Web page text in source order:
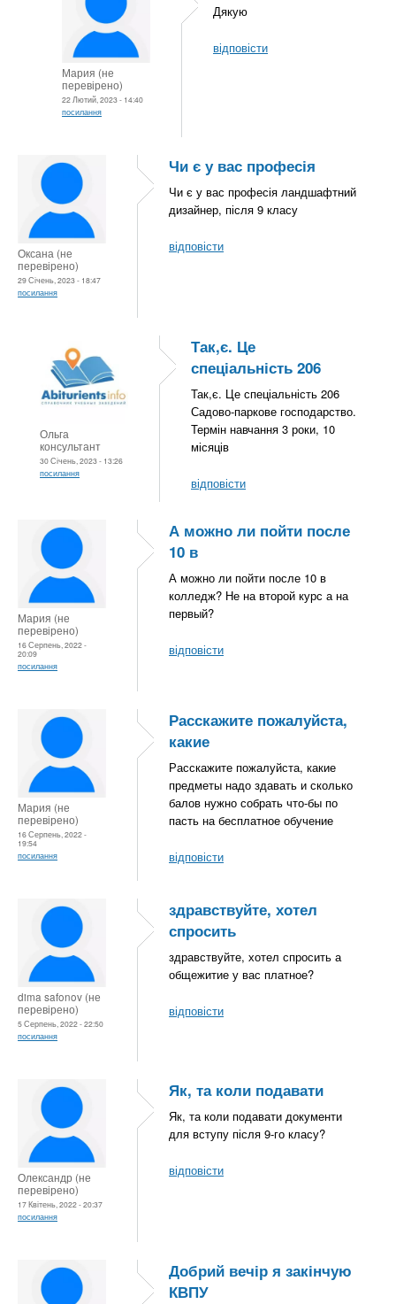
Мария (не
перевірено)
22 Лютий, 2023 - 14:40
посилання
Дякую
відповісти
Оксана (не
перевірено)
29 Січень, 2023 - 18:47
посилання
Чи є у вас професія
Чи є у вас професія ландшафтний
дизайнер, після 9 класу
відповісти
Ольга
консультант
30 Січень, 2023 - 13:26
посилання
Так,є. Це
спеціальність 206
Так,є. Це спеціальність 206
Садово-паркове господарство.
Термін навчання 3 роки, 10
місяців
відповісти
Мария (не
перевірено)
16 Серпень, 2022 -
20:09
посилання
А можно ли пойти после
10 в
А можно ли пойти после 10 в
колледж? Не на второй курс а на
первый?
відповісти
Мария (не
перевірено)
16 Серпень, 2022 -
19:54
посилання
Расскажите пожалуйста,
какие
Расскажите пожалуйста, какие
предметы надо здавать и сколько
балов нужно собрать что-бы по
пасть на бесплатное обучение
відповісти
dima safonov (не
перевірено)
5 Серпень, 2022 - 22:50
посилання
здравствуйте, хотел
спросить
здравствуйте, хотел спросить а
общежитие у вас платное?
відповісти
Олександр (не
перевірено)
17 Квітень, 2022 - 20:37
посилання
Як, та коли подавати
Як, та коли подавати документи
для вступу після 9-го класу?
відповісти
Добрий вечір я закінчую
КВПУ